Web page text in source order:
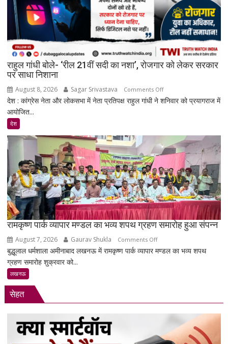
पेड
प्रमोशन
से
जवाब
राहुल गांधी बोले- ‘रील 21वीं सदी का नशा’, रोजगार को लेकर सरकार
पर साधा निशाना
August 8, 2026 Sagar Srivastava Comments Offon
राहुल
21वीं
सदी
का
नशा’,
रोजगार
को
लेकर
सरकार
देश : कांग्रेस नेता और लोकसभा में नेता प्रतिपक्ष राहुल गांधी ने शनिवार को प्रयागराज में
आयोजित...
देश
रामकृष्ण पार्क व्यापार मण्डल का भव्य शपथ ग्रहण समारोह हुआ संपन्न
August 7, 2026 Gaurav Shukla Comments Offon
रामकृष्ण
भव्य
समारोह
बुद्धूलाल धर्मशाला अमीनाबाद लखनऊ में रामकृष्ण पार्क व्यापार मण्डल का भव्य शपथ
ग्रहण समारोह शुक्रवार को...
लखनऊ
सेहत